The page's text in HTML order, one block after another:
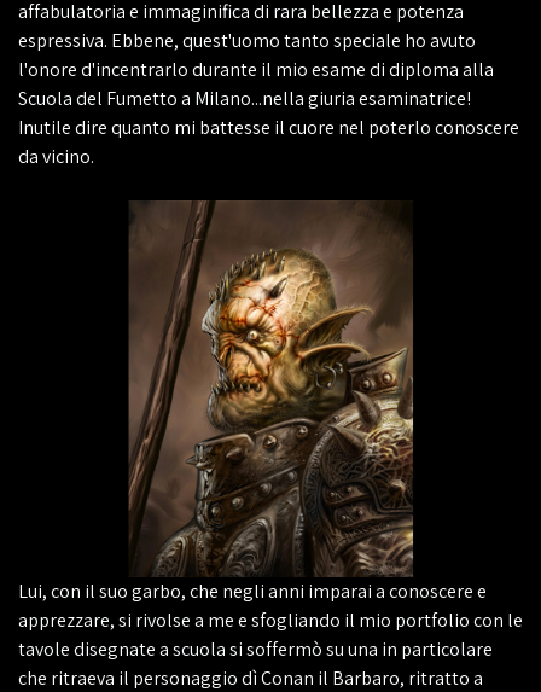
affabulatoria e immaginifica di rara bellezza e potenza
espressiva. Ebbene, quest'uomo tanto speciale ho avuto
l'onore d'incentrarlo durante il mio esame di diploma alla
Scuola del Fumetto a Milano...nella giuria esaminatrice!
Inutile dire quanto mi battesse il cuore nel poterlo conoscere
da vicino.
Lui, con il suo garbo, che negli anni imparai a conoscere e
apprezzare, si rivolse a me e sfogliando il mio portfolio con le
tavole disegnate a scuola si soffermò su una in particolare
che ritraeva il personaggio dì Conan il Barbaro, ritratto a